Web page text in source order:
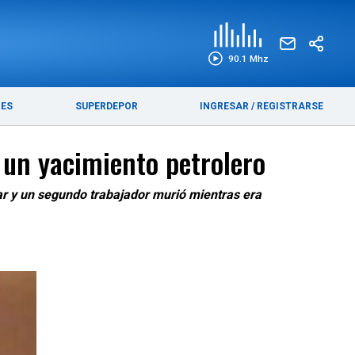
90.1 Mhz
SUPERDEPOR INGRESAR / REGISTRARSE
yacimiento petrolero
y un segundo trabajador murió mientras era